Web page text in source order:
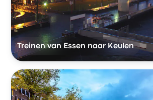
Treinen van Essen naar Keulen